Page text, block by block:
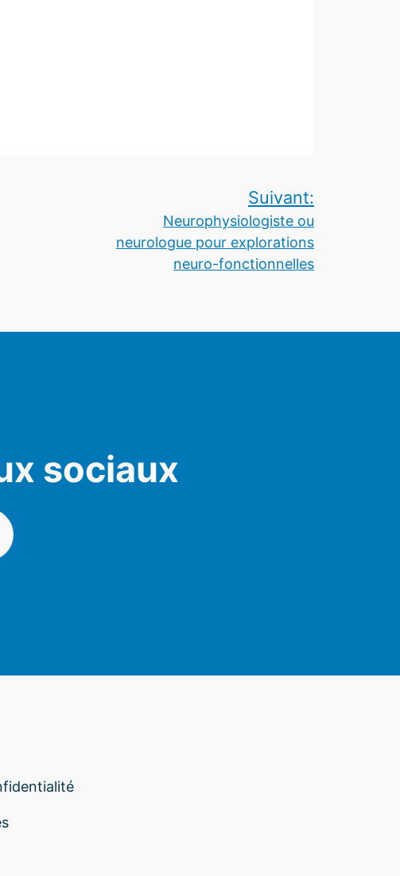
Suivant:
Neurophysiologiste ou
neurologue pour explorations
neuro-fonctionnelles
sociaux